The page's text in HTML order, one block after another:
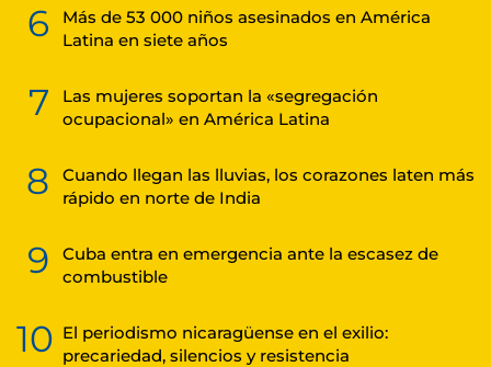
6
Más de 53 000 niños asesinados en América
Latina en siete años
7
Las mujeres soportan la «segregación
ocupacional» en América Latina
8
Cuando llegan las lluvias, los corazones laten más
rápido en norte de India
9
Cuba entra en emergencia ante la escasez de
combustible
10 El periodismo nicaragüense en el exilio:
precariedad, silencios y resistencia